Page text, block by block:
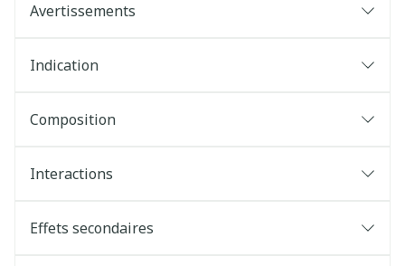
Avertissements
Indication
Composition
Interactions
Effets secondaires